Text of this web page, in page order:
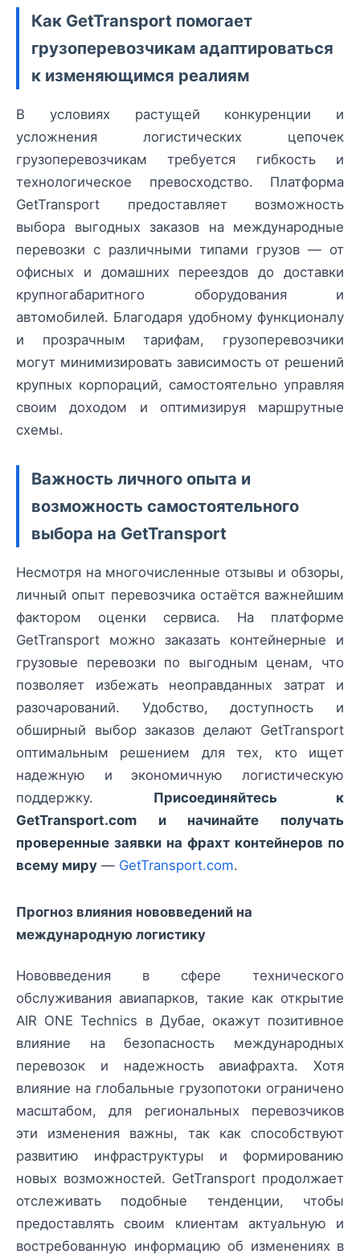
Как GetTransport помогает
грузоперевозчикам адаптироваться
к изменяющимся реалиям
В условиях растущей конкуренции и
усложнения логистических цепочек
грузоперевозчикам требуется гибкость и
технологическое превосходство. Платформа
GetTransport предоставляет возможность
выбора выгодных заказов на международные
перевозки с различными типами грузов — от
офисных и домашних переездов до доставки
крупногабаритного оборудования и
автомобилей. Благодаря удобному функционалу
и прозрачным тарифам, грузоперевозчики
могут минимизировать зависимость от решений
крупных корпораций, самостоятельно управляя
своим доходом и оптимизируя маршрутные
схемы.
Важность личного опыта и
возможность самостоятельного
выбора на GetTransport
Несмотря на многочисленные отзывы и обзоры,
личный опыт перевозчика остаётся важнейшим
фактором оценки сервиса. На платформе
GetTransport можно заказать контейнерные и
грузовые перевозки по выгодным ценам, что
позволяет избежать неоправданных затрат и
разочарований. Удобство, доступность и
обширный выбор заказов делают GetTransport
оптимальным решением для тех, кто ищет
надежную и экономичную логистическую
поддержку. Присоединяйтесь к
GetTransport.com и начинайте получать
проверенные заявки на фрахт контейнеров по
всему миру — GetTransport.com.
Прогноз влияния нововведений на
международную логистику
Нововведения в сфере технического
обслуживания авиапарков, такие как открытие
AIR ONE Technics в Дубае, окажут позитивное
влияние на безопасность международных
перевозок и надежность авиафрахта. Хотя
влияние на глобальные грузопотоки ограничено
масштабом, для региональных перевозчиков
эти изменения важны, так как способствуют
развитию инфраструктуры и формированию
новых возможностей. GetTransport продолжает
отслеживать подобные тенденции, чтобы
предоставлять своим клиентам актуальную и
востребованную информацию об изменениях в